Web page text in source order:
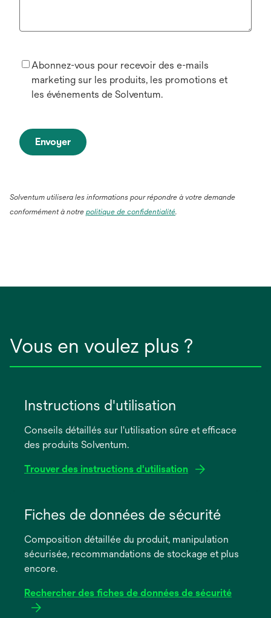
Abonnez-vous pour recevoir des e-mails
marketing sur les produits, les promotions et
les événements de Solventum.
Envoyer
Solventum utilisera les informations pour répondre à votre demande
conformément à notre politique de confidentialité.
Vous en voulez plus ?
Instructions d'utilisation
Conseils détaillés sur l'utilisation sûre et efficace
des produits Solventum.
Trouver des instructions d'utilisation
dans
nouvel
onglet
Fiches de données de sécurité
Composition détaillée du produit, manipulation
sécurisée, recommandations de stockage et plus
encore.
Rechercher des fiches de données de sécurité